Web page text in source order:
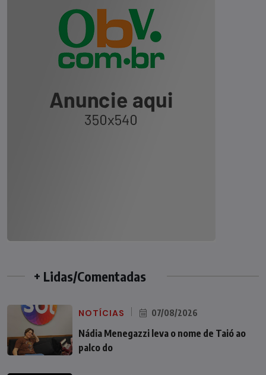
+ Lidas/Comentadas
NOTÍCIAS 07/08/2026
Nádia Menegazzi leva o nome de Taió ao
palco do